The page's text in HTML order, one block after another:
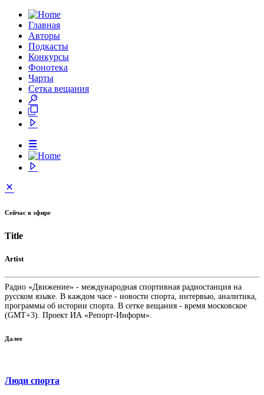
Главная
Авторы
Подкасты
Конкурсы
Фонотека
Чарты
Сетка вещания
Сейчас в эфире
Title
Artist
Радио «Движение» - международная спортивная радиостанция на
русском языке. В каждом часе - новости спорта, интервью, аналитика,
программы об истории спорта. В сетке вещания - время московское
(GMT+3). Проект ИА «Репорт-Информ».
Далее
Люди спорта